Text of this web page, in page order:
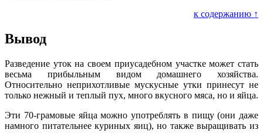
к содержанию ↑
Вывод
Разведение уток на своем приусадебном участке может стать
весьма прибыльным видом домашнего хозяйства.
Относительно неприхотливые мускусные утки принесут не
только нежный и теплый пух, много вкусного мяса, но и яйца.
Эти 70-грамовые яйца можно употреблять в пищу (они даже
намного питательнее куриных яиц), но также выращивать из